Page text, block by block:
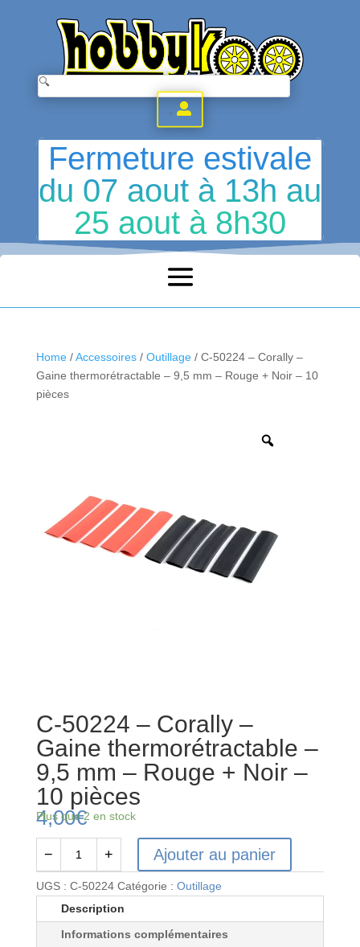
.
Fermeture estivale
du 07 aout à 13h au
25 aout à 8h30
Home/Accessoires/ Outillage/ C-50224 – Corally –
Gaine thermorétractable – 9,5 mm – Rouge + Noir – 10
pièces
C-50224 – Corally –
Gaine thermorétractable –
9,5 mm – Rouge + Noir –
10 pièces
4,00€
Plus que 2 en stock
quantité
de
C-
− + Ajouter au panier
UGS : C-50224 Catégorie : Outillage
Description
Informations complémentaires